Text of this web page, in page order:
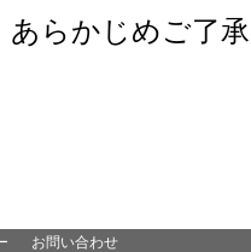
らかじめご了
お問い合わせ